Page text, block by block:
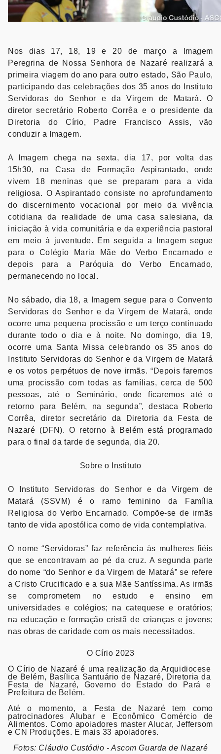
Nos dias 17, 18, 19 e 20 de março a Imagem
Peregrina de Nossa Senhora de Nazaré realizará a
primeira viagem do ano para outro estado, São Paulo,
participando das celebrações dos 35 anos do Instituto
Servidoras do Senhor e da Virgem de Matará. O
diretor secretário Roberto Corrêa e o presidente da
Diretoria do Círio, Padre Francisco Assis, vão
conduzir a Imagem.
A Imagem chega na sexta, dia 17, por volta das
15h30, na Casa de Formação Aspirantado, onde
vivem 18 meninas que se preparam para a vida
religiosa. O Aspirantado consiste no aprofundamento
do discernimento vocacional por meio da vivência
cotidiana da realidade de uma casa salesiana, da
iniciação à vida comunitária e da experiência pastoral
em meio à juventude. Em seguida a Imagem segue
para o Colégio Maria Mãe do Verbo Encarnado e
depois para a Paróquia do Verbo Encarnado,
permanecendo no local.
No sábado, dia 18, a Imagem segue para o Convento
Servidoras do Senhor e da Virgem de Matará, onde
ocorre uma pequena procissão e um terço continuado
durante todo o dia e à noite. No domingo, dia 19,
ocorre uma Santa Missa celebrando os 35 anos do
Instituto Servidoras do Senhor e da Virgem de Matará
e os votos perpétuos de nove irmãs. “Depois faremos
uma procissão com todas as famílias, cerca de 500
pessoas, até o Seminário, onde ficaremos até o
retorno para Belém, na segunda”, destaca Roberto
Corrêa, diretor secretário da Diretoria da Festa de
Nazaré (DFN). O retorno à Belém está programado
para o final da tarde de segunda, dia 20.
Sobre o Instituto
O Instituto Servidoras do Senhor e da Virgem de
Matará (SSVM) é o ramo feminino da Família
Religiosa do Verbo Encarnado. Compõe-se de irmãs
tanto de vida apostólica como de vida contemplativa.
O nome “Servidoras” faz referência às mulheres fiéis
que se encontravam ao pé da cruz. A segunda parte
do nome “do Senhor e da Virgem de Matará” se refere
a Cristo Crucificado e a sua Mãe Santíssima. As irmãs
se comprometem no estudo e ensino em
universidades e colégios; na catequese e oratórios;
na educação e formação cristã de crianças e jovens;
nas obras de caridade com os mais necessitados.
O Círio 2023
O Círio de Nazaré é uma realização da Arquidiocese
de Belém, Basílica Santuário de Nazaré, Diretoria da
Festa de Nazaré, Governo do Estado do Pará e
Prefeitura de Belém.
Até o momento, a Festa de Nazaré tem como
patrocinadores Alubar e Econômico Comércio de
Alimentos. Como apoiadores master Alucar, Jeffersom
e CN Produções. E mais 33 apoiadores.
Fotos: Cláudio Custódio - Ascom Guarda de Nazaré